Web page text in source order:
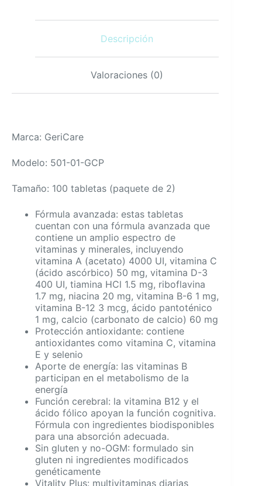
Descripción
Valoraciones (0)
Marca: GeriCare
Modelo: 501-01-GCP
Tamaño: 100 tabletas (paquete de 2)
Fórmula avanzada: estas tabletas
cuentan con una fórmula avanzada que
contiene un amplio espectro de
vitaminas y minerales, incluyendo
vitamina A (acetato) 4000 UI, vitamina C
(ácido ascórbico) 50 mg, vitamina D-3
400 UI, tiamina HCl 1.5 mg, riboflavina
1.7 mg, niacina 20 mg, vitamina B-6 1 mg,
vitamina B-12 3 mcg, ácido pantoténico
1 mg, calcio (carbonato de calcio) 60 mg
Protección antioxidante: contiene
antioxidantes como vitamina C, vitamina
E y selenio
Aporte de energía: las vitaminas B
participan en el metabolismo de la
energía
Función cerebral: la vitamina B12 y el
ácido fólico apoyan la función cognitiva.
Fórmula con ingredientes biodisponibles
para una absorción adecuada.
Sin gluten y no-OGM: formulado sin
gluten ni ingredientes modificados
genéticamente
Vitality Plus: multivitaminas diarias